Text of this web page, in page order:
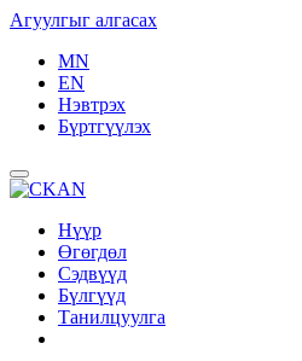
Агуулгыг алгасах
MN
EN
Нэвтрэх
Бүртгүүлэх
Нүүр
Өгөгдөл
Сэдвүүд
Бүлгүүд
Танилцуулга